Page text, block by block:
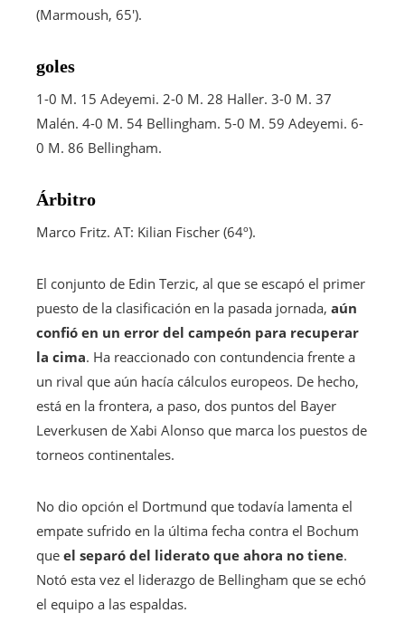
(Marmoush, 65′).
goles
1-0 M. 15 Adeyemi. 2-0 M. 28 Haller. 3-0 M. 37
Malén. 4-0 M. 54 Bellingham. 5-0 M. 59 Adeyemi. 6-
0 M. 86 Bellingham.
Árbitro
Marco Fritz. AT: Kilian Fischer (64º).
El conjunto de Edin Terzic, al que se escapó el primer
puesto de la clasificación en la pasada jornada, aún
confió en un error del campeón para recuperar
la cima. Ha reaccionado con contundencia frente a
un rival que aún hacía cálculos europeos. De hecho,
está en la frontera, a paso, dos puntos del Bayer
Leverkusen de Xabi Alonso que marca los puestos de
torneos continentales.
No dio opción el Dortmund que todavía lamenta el
empate sufrido en la última fecha contra el Bochum
que el separó del liderato que ahora no tiene.
Notó esta vez el liderazgo de Bellingham que se echó
el equipo a las espaldas.